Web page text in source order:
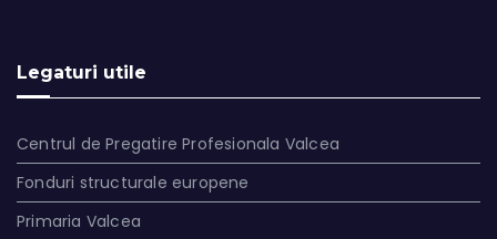
Legaturi utile
Centrul de Pregatire Profesionala Valcea
Fonduri structurale europene
Primaria Valcea